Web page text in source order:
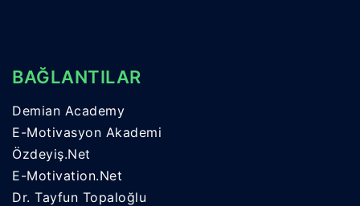
BAĞLANTILAR
Demian Academy
E-Motivasyon Akademi
Özdeyiş.Net
E-Motivation.Net
Dr. Tayfun Topaloğlu